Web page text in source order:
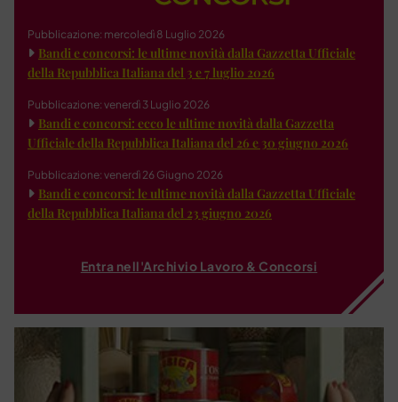
Pubblicazione: mercoledì 8 Luglio 2026
Bandi e concorsi: le ultime novità dalla Gazzetta Ufficiale
della Repubblica Italiana del 3 e 7 luglio 2026
Pubblicazione: venerdì 3 Luglio 2026
Bandi e concorsi: ecco le ultime novità dalla Gazzetta
Ufficiale della Repubblica Italiana del 26 e 30 giugno 2026
Pubblicazione: venerdì 26 Giugno 2026
Bandi e concorsi: le ultime novità dalla Gazzetta Ufficiale
della Repubblica Italiana del 23 giugno 2026
Entra nell'Archivio Lavoro & Concorsi